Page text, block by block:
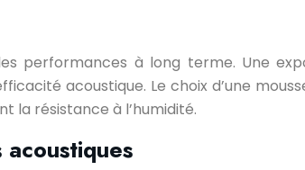
performances à long terme. Une
acoustique. Le choix d’une
la résistance à l’humidité.